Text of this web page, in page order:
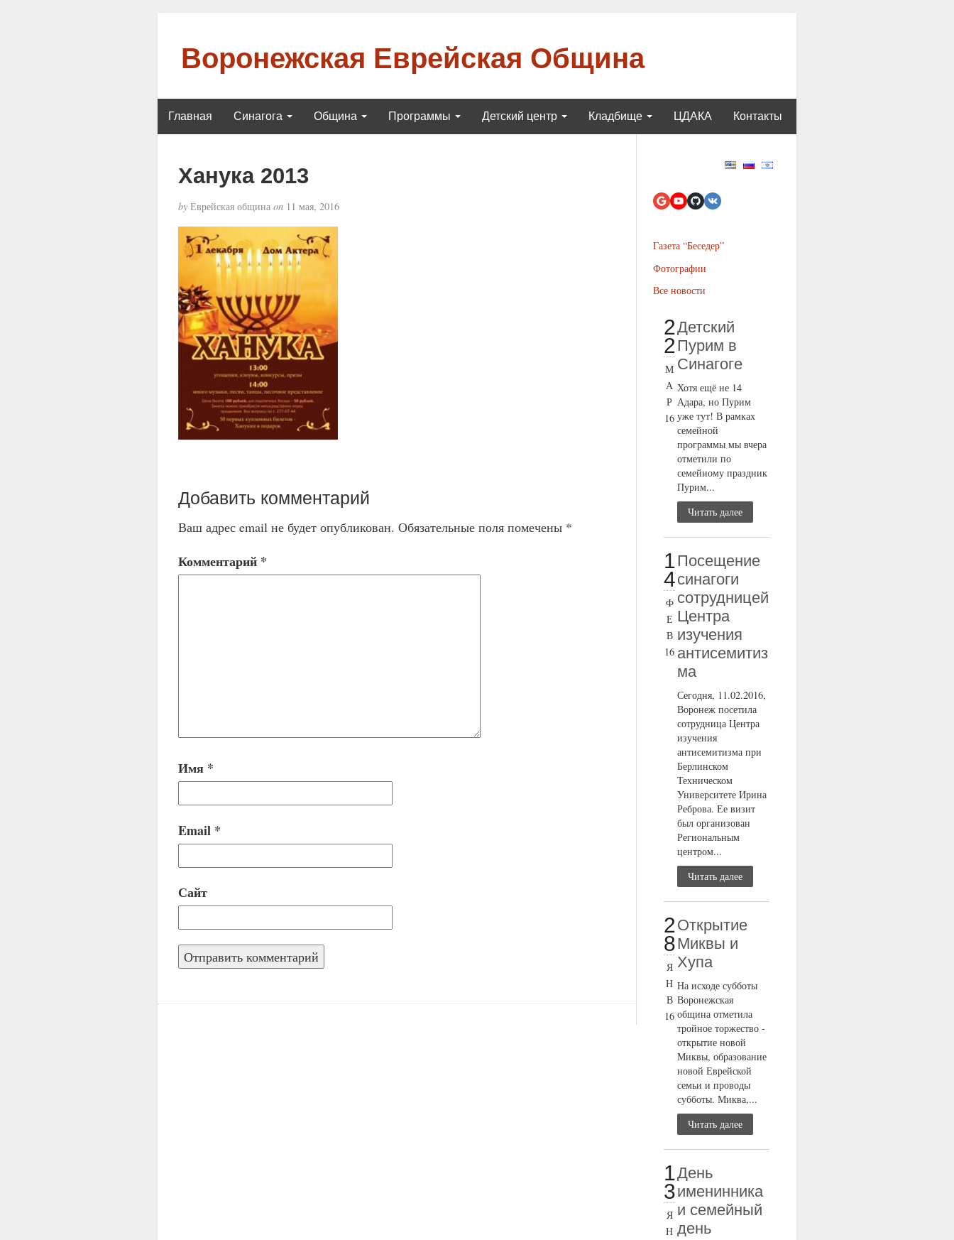
Воронежская Еврейская Община
Главная Синагога Община Программы Детский центр Кладбище ЦДАКА Контакты
Ханука 2013
byЕврейская община on11 мая, 2016
Добавить комментарий
Ваш адрес email не будет опубликован. Обязательные поля помечены *
Комментарий *
Имя *
Email *
Сайт
Газета “Беседер”
Фотографии
Все новости
2
2
М
А
Р
16
Детский
Пурим в
Синагоге
Хотя ещё не 14
Адара, но Пурим
уже тут! В рамках
семейной
программы мы вчера
отметили по
семейному праздник
Пурим...
Читать далее
1
4
Ф
Е
В
16
Посещение
синагоги
сотрудницей
Центра
изучения
антисемитиз
ма
Сегодня, 11.02.2016,
Воронеж посетила
сотрудница Центра
изучения
антисемитизма при
Берлинском
Техническом
Университете Ирина
Реброва. Ее визит
был организован
Региональным
центром...
Читать далее
2
8
Я
Н
В
16
Открытие
Миквы и
Хупа
На исходе субботы
Воронежская
община отметила
тройное торжество -
открытие новой
Миквы, образование
новой Еврейской
семьи и проводы
субботы. Миква,...
Читать далее
1
3
Я
Н
День
именинника
и семейный
день